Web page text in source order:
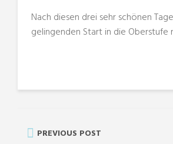
Nach diesen drei sehr schönen
gelingenden Start in die Oberstufe
PREVIOUS POST